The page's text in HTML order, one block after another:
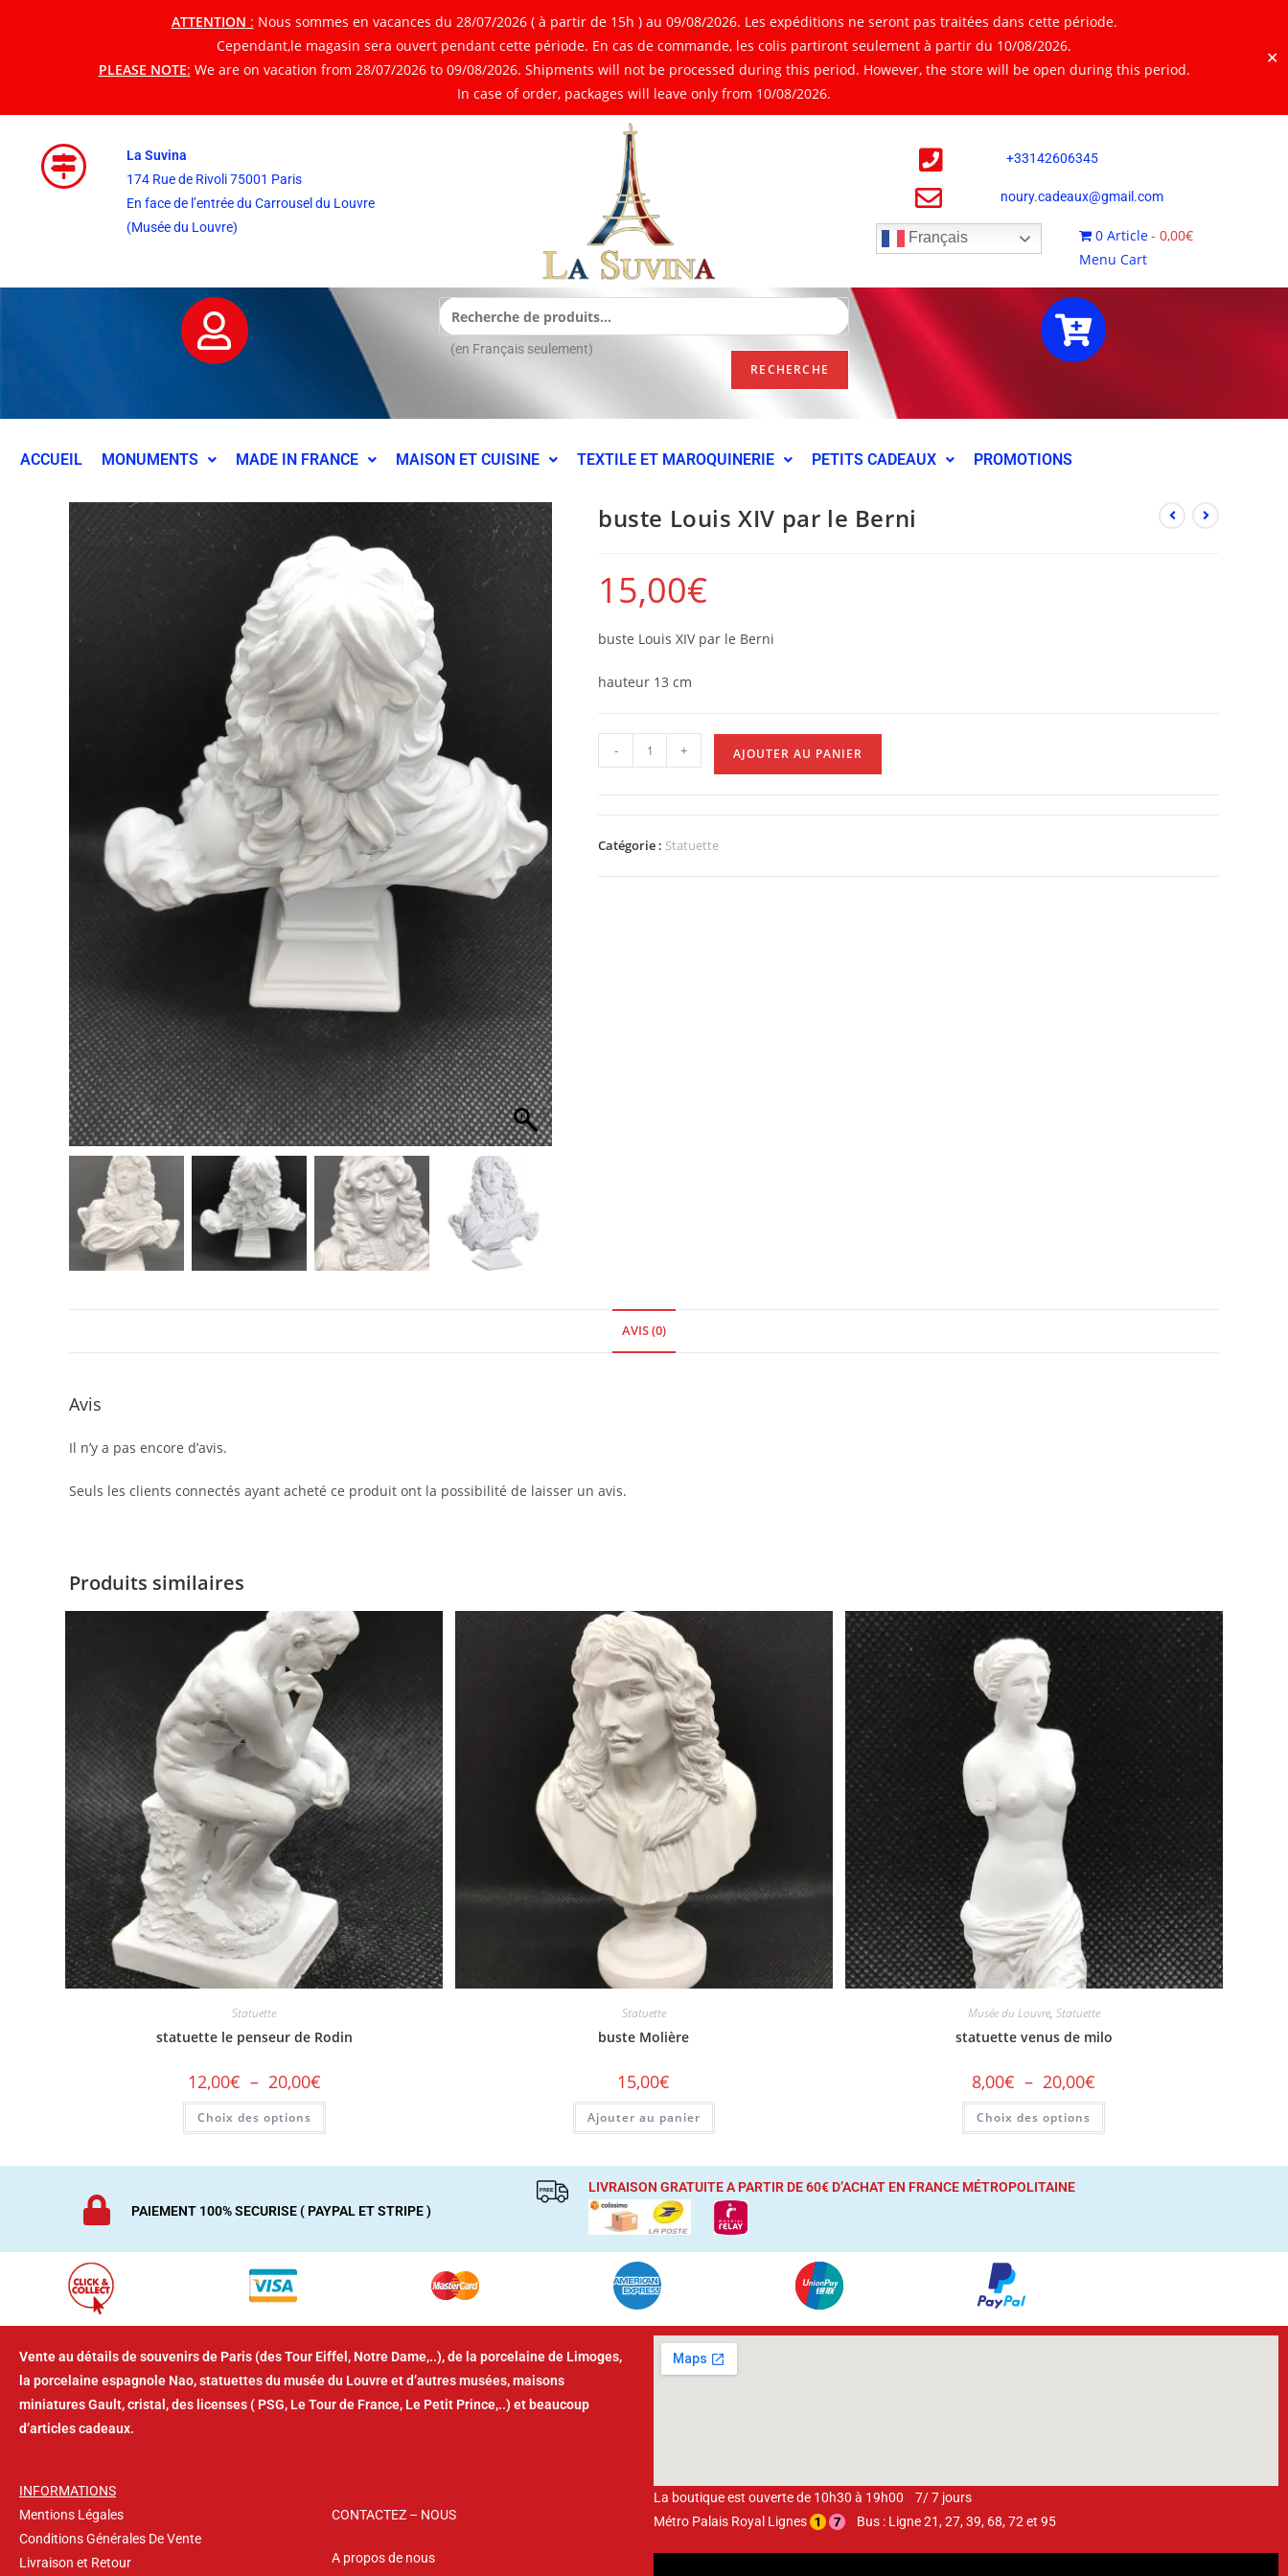
ATTENTION : Nous sommes en vacances du 28/07/2026 ( à partir de 15h ) au 09/08/2026. Les expéditions ne seront pas traitées dans cette période.
Cependant,le magasin sera ouvert pendant cette période. En cas de commande, les colis partiront seulement à partir du 10/08/2026.
PLEASE NOTE: We are on vacation from 28/07/2026 to 09/08/2026. Shipments will not be processed during this period. However, the store will be open during this period.
In case of order, packages will leave only from 10/08/2026.
✕
La Suvina
174 Rue de Rivoli 75001 Paris
En face de l’entrée du Carrousel du Louvre
(Musée du Louvre)
+33142606345
noury.cadeaux@gmail.com
Français 0 Article
0,00€
Menu Cart
RECHERCHE
(en Français seulement)
ACCUEIL MONUMENTS MADE IN FRANCE MAISON ET CUISINE TEXTILE ET MAROQUINERIE PETITS CADEAUX PROMOTIONS
buste Louis XIV par le Berni
15,00€
buste Louis XIV par le Berni
hauteur 13 cm
- + AJOUTER AU PANIER
Catégorie : Statuette
AVIS (0)
Avis
Il n’y a pas encore d’avis.
Seuls les clients connectés ayant acheté ce produit ont la possibilité de laisser un avis.
Produits similaires
Statuette
statuette le penseur de Rodin
12,00€ – 20,00€
Choix des options
Statuette
buste Molière
15,00€
Ajouter au panier
Musée du Louvre, Statuette
statuette venus de milo
8,00€ – 20,00€
Choix des options
PAIEMENT 100% SECURISE ( PAYPAL ET STRIPE )
LIVRAISON GRATUITE A PARTIR DE 60€ D’ACHAT EN FRANCE MÉTROPOLITAINE
Vente au détails de souvenirs de Paris (des Tour Eiffel, Notre Dame,..), de la porcelaine de Limoges,
la porcelaine espagnole Nao, statuettes du musée du Louvre et d’autres musées, maisons
miniatures Gault, cristal, des licenses ( PSG, Le Tour de France, Le Petit Prince,..) et beaucoup
d’articles cadeaux.
INFORMATIONS
Mentions Légales
Conditions Générales De Vente
Livraison et Retour
CONTACTEZ – NOUS
A propos de nous
La boutique est ouverte de 10h30 à 19h00 7/ 7 jours
Métro Palais Royal Lignes
Bus : Ligne 21, 27, 39, 68, 72 et 95